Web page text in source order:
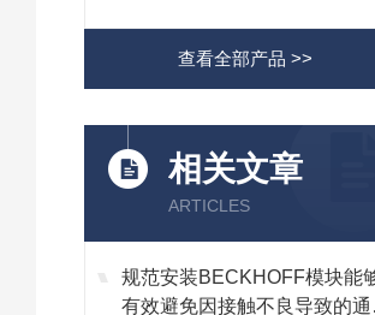
查看全部产品 >>
相关文章
ARTICLES
规范安装BECKHOFF模块能
有效避免因接触不良导致的通